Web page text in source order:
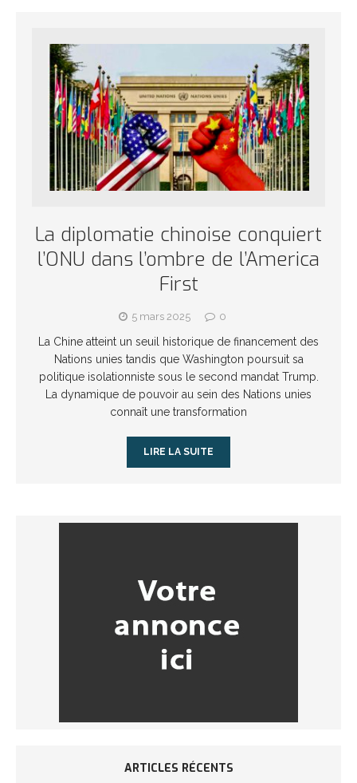
La diplomatie chinoise conquiert
l’ONU dans l’ombre de l’America
First
5 mars 2025 0
La Chine atteint un seuil historique de financement des
Nations unies tandis que Washington poursuit sa
politique isolationniste sous le second mandat Trump.
La dynamique de pouvoir au sein des Nations unies
connaît une transformation
LIRE LA SUITE
ARTICLES RÉCENTS